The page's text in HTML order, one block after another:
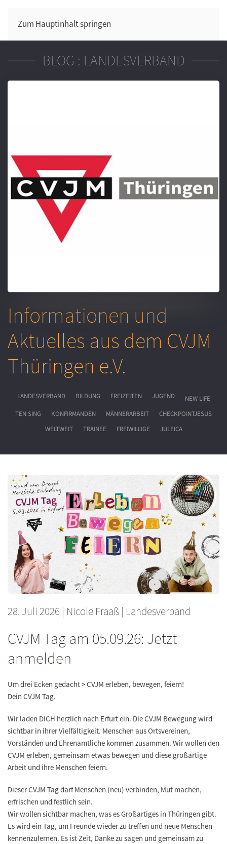
Zum Hauptinhalt springen
BLOG : LANDESVERBAND
Informationen und
Aktuelles aus dem CVJM
Thüringen e.V.
LANDESVERBAND BILDUNG FREIZEITEN JUGEND
NEW LIFE
TEN SING
KONFIRMANDEN MÄNNERARBEIT
CHECKPOINTJESUS
WELTWEIT
TRAINEE FREIWILLIGE JULEICA
28. Juli 2026 | Nicole Fraaß | Landesverband
CVJM Tag am 05.09.26: Jetzt
anmelden
Um drei Ecken gedacht > CVJM erleben, bewegen, feiern!
Dein CVJM Tag.
Wir laden DICH herzlich nach Erfurt ein. Die CVJM Bewegung wird
sichtbar in ihrer Vielfältigkeit. Menschen aus Ortsvereinen,
Vorständen und Ehrenamtliche kommen zusammen. Wir wollen den
CVJM erleben, gemeinsam etwas bewegen und diese großartige
Arbeit und ihre Menschen feiern.
Dieser CVJM Tag darf Menschen (neu) verbinden, Mut machen,
erfrischen und festlich sein.
Wir wollen sichtbar machen, was es Großartiges in Thüringen gibt.
Es wird ein Tag, um Freunde wieder zu treffen und neue Menschen
kennenzulernen. Es ist Zeit, Danke zu sagen und gemeinsam zu